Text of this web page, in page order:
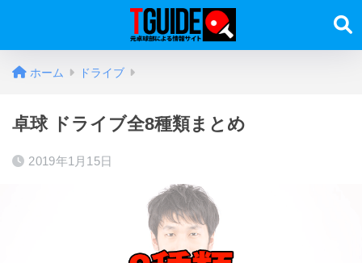
ホーム ドライブ
卓球 ドライブ全8種類まとめ
2019年1月15日